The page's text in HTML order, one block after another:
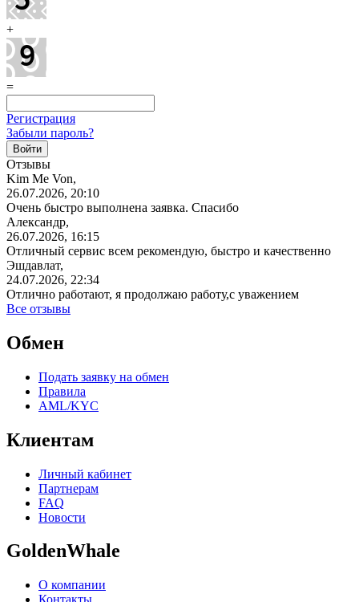
+
=
Регистрация
Забыли пароль?
Отзывы
Kim Me Von,
26.07.2026, 20:10
Очень быстро выполнена заявка. Спасибо
Александр,
26.07.2026, 16:15
Отличный сервис всем рекомендую, быстро и качественно
Эшдавлат,
24.07.2026, 22:34
Отлично работают, я продолжаю работу,с уважением
Все отзывы
Обмен
Подать заявку на обмен
Правила
AML/KYC
Клиентам
Личный кабинет
Партнерам
FAQ
Новости
GoldenWhale
О компании